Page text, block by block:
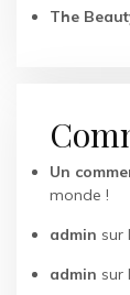
The
Un
monde !
admin sur
admin sur